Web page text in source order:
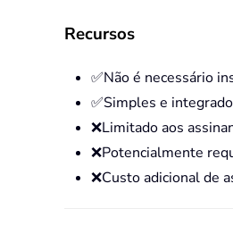
Recursos
✅Não é necessário
✅Simples e
❌Limitado aos
❌Potencialmente
❌Custo adicional de